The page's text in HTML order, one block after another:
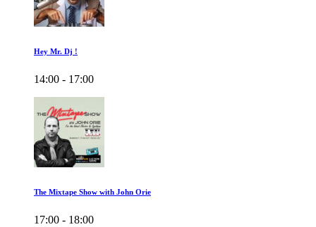
Hey Mr. Dj !
14:00 - 17:00
The Mixtape Show with John Orie
17:00 - 18:00